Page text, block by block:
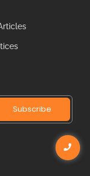
Subscribe